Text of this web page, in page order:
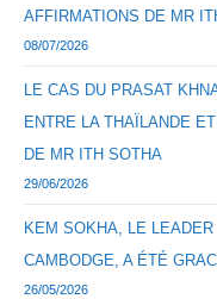
AFFIRMATIONS DE MR
08/07/2026
LE CAS DU PRASAT
ENTRE LA THAÏLANDE
DE MR ITH SOTHA
29/06/2026
KEM SOKHA, LE
CAMBODGE, A ÉTÉ
26/05/2026